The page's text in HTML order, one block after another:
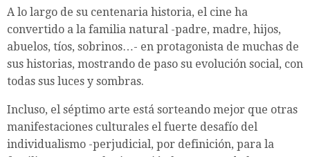
A lo largo de su centenaria historia, el cine ha
convertido a la familia natural -padre, madre, hijos,
abuelos, tíos, sobrinos…- en protagonista de muchas de
sus historias, mostrando de paso su evolución social, con
todas sus luces y sombras.
Incluso, el séptimo arte está sorteando mejor que otras
manifestaciones culturales el fuerte desafío del
individualismo -perjudicial, por definición, para la